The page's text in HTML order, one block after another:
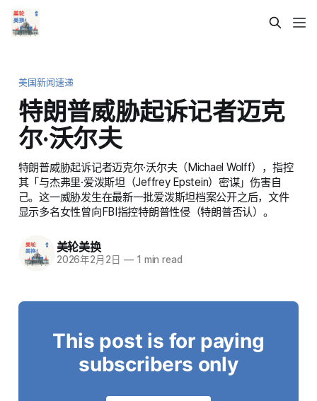
美国新闻速递
特朗普威胁起诉记者迈克
尔·沃尔夫
特朗普威胁起诉记者迈克尔·沃尔夫（Michael Wolff），指控
其「与杰弗里·爱泼斯坦（Jeffrey Epstein）密谋」伤害自
己。这一威胁发生在最新一批爱泼斯坦档案公开之后，文件
显示多名女性曾向FBI指控特朗普性侵（特朗普否认）。
美轮美换
2026年2月2日 —1 min read
This post is for paying
subscribers only